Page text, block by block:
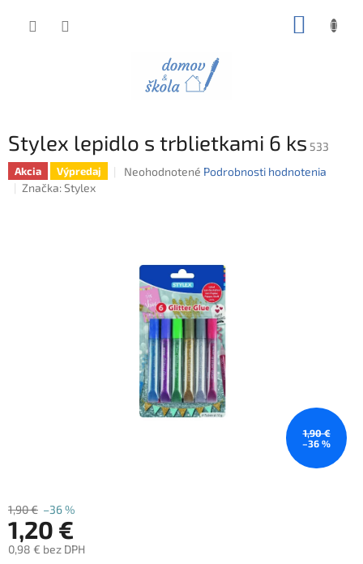
Stylex lepidlo s trblietkami 6 ks 533
Akcia Výpredaj
Priemerné
hviezdičiek.
Neohodnotené Podrobnosti hodnotenia
Značka:Stylex
1,90 €
–36 %
1,90 € –36 %
1,20 €
0,98 € bez DPH